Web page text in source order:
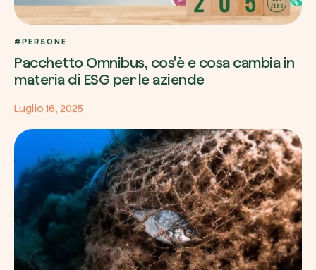
#PERSONE
Pacchetto Omnibus, cos’è e cosa cambia in
materia di ESG per le aziende
Luglio 16, 2025